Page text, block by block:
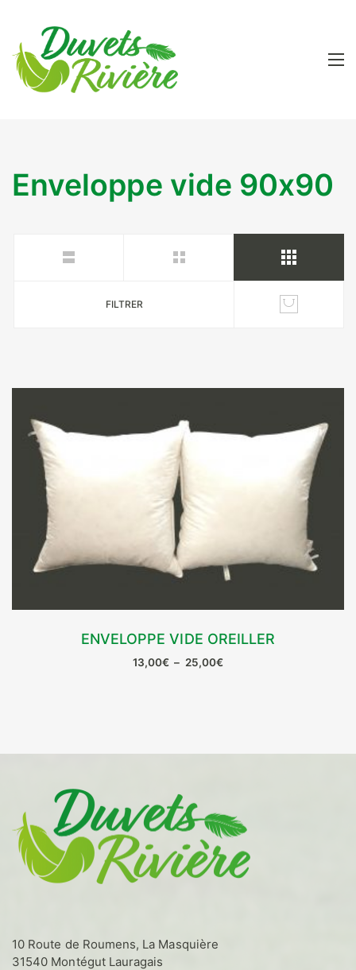
Enveloppe vide 90x90
FILTRER
ENVELOPPE VIDE OREILLER
13,00€ – 25,00€Plage
CHOIX DES OPTIONS
peuvent
être
choisies
sur
la
10 Route de Roumens, La Masquière
31540 Montégut Lauragais